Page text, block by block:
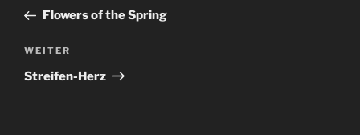
Beitrag
Flowers of the Spring
Nächster
Beitrag
WEITER
Streifen-Herz